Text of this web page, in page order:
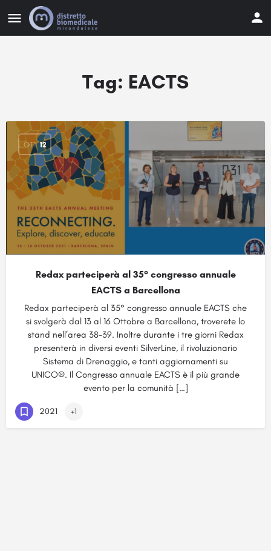
Tag: EACTS
OTT 12
Redax parteciperà al 35° congresso annuale
EACTS a Barcellona
Redax parteciperà al 35° congresso annuale EACTS che
si svolgerà dal 13 al 16 Ottobre a Barcellona, troverete lo
stand nell’area 38-39. Inoltre durante i tre giorni Redax
presenterà in diversi eventi SilverLine, il rivoluzionario
Sistema di Drenaggio, e tanti aggiornamenti su
UNICO®. Il Congresso annuale EACTS è il più grande
evento per la comunità […]
2021 +1